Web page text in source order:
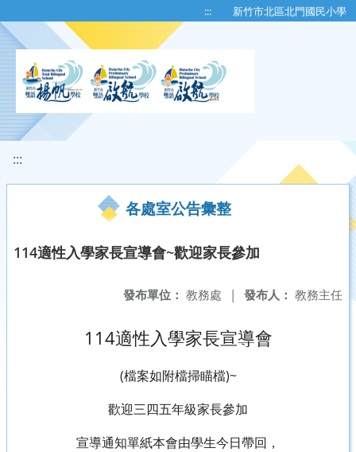
::: 新竹市北區北門國民小學
:::
各處室公告彙整
114適性入學家長宣導會~歡迎家長參加
發布人： 教務主任
發布單位： 教務處 |
114適性入學家長宣導會
(檔案如附檔掃瞄檔)~
歡迎三四五年級家長參加
宣導通知單紙本會由學生今日帶回，